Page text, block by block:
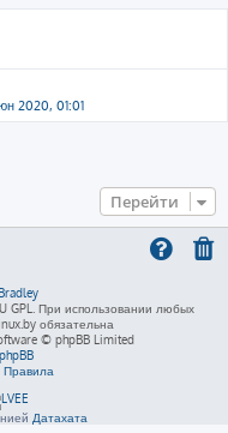
2020, 01:01
Перейти
GPL. При использовании любых
обязательна
© phpBB Limited
Правила
Датахата